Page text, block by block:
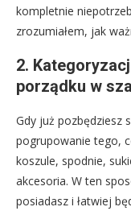
kompletnie
zrozumiałem, jak
2.
porządku w
Gdy już pozbędziesz
pogrupowanie tego,
koszule, spodnie,
akcesoria. W ten
posiadasz i łatwiej